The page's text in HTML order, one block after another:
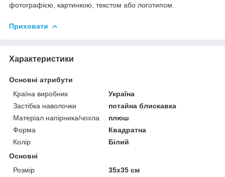
фотографією, картинкою, текстом або логотипом.
Приховати
Характеристики
Основні атрибути
Країна виробник
Україна
Застібка наволочки
потайна блискавка
Матеріал напірника/чохла
плюш
Форма
Квадратна
Колір
Білий
Основні
Розмір
35x35 см